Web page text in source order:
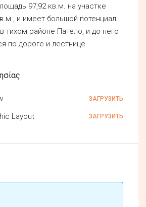
97,92 кв.м. на участке
и имеет большой потенциал.
тихом районе Патело, и до него
по дороге и лестнице.
ЗАГРУЗИТЬ
Layout ЗАГРУЗИТЬ